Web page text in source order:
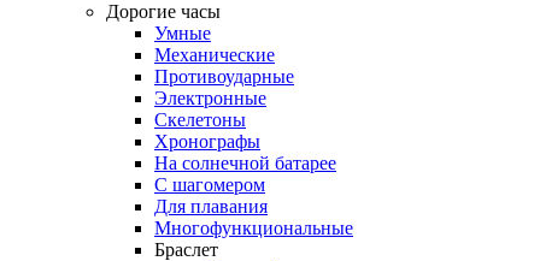
Дорогие часы
Умные
Механические
Противоударные
Электронные
Скелетоны
Хронографы
На солнечной батарее
С шагомером
Для плавания
Многофункциональные
Браслет